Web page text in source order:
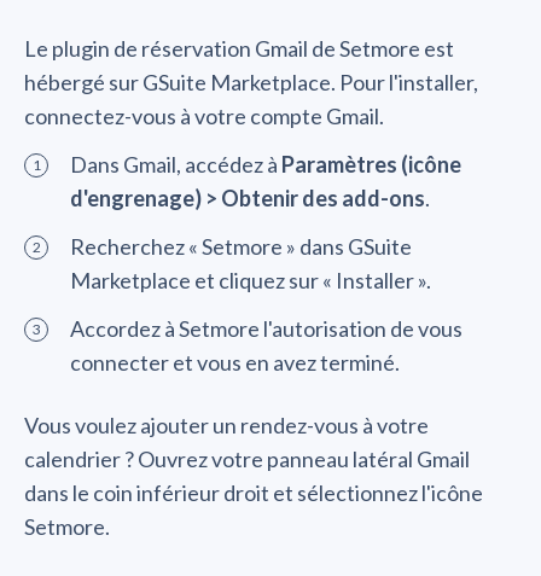
Le plugin de réservation Gmail de Setmore est
hébergé sur GSuite Marketplace. Pour l'installer,
connectez-vous à votre compte Gmail.
Dans Gmail, accédez à Paramètres (icône
d'engrenage) > Obtenir des add-ons.
Recherchez « Setmore » dans GSuite
Marketplace et cliquez sur « Installer ».
Accordez à Setmore l'autorisation de vous
connecter et vous en avez terminé.
Vous voulez ajouter un rendez-vous à votre
calendrier ? Ouvrez votre panneau latéral Gmail
dans le coin inférieur droit et sélectionnez l'icône
Setmore.